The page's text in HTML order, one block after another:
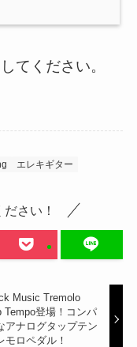
てください。
エレキギター
さい！
Music Tremolo
Tempo登場！コンパ
アナログタップテン
モロペダル！